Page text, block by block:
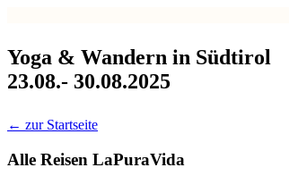
Yoga & Wandern in Südtirol
23.08.- 30.08.2025
← zur Startseite
Alle Reisen LaPuraVida